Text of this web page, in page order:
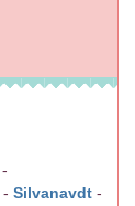
-
- Silvanavdt -